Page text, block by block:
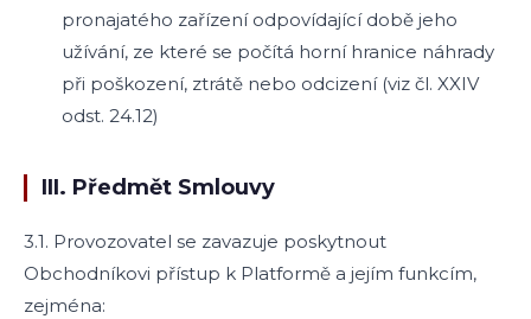
pronajatého zařízení odpovídající době jeho
užívání, ze které se počítá horní hranice náhrady
při poškození, ztrátě nebo odcizení (viz čl. XXIV
odst. 24.12)
III. Předmět Smlouvy
3.1. Provozovatel se zavazuje poskytnout
Obchodníkovi přístup k Platformě a jejím funkcím,
zejména: